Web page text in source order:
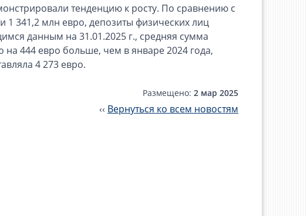
тенденцию к росту. По сравнению с
1 341,2 млн евро, депозиты физических лиц
данным на 31.01.2025 г., средняя сумма
на 444 евро больше, чем в январе 2024 года,
4 273 евро.
Размещено: 2 мар 2025
‹‹ Вернуться ко всем новостям